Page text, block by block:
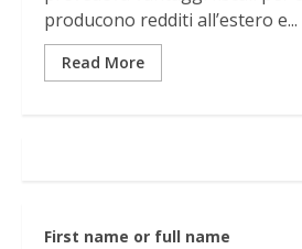
producono redditi all’estero e...
Read More
First name or full name